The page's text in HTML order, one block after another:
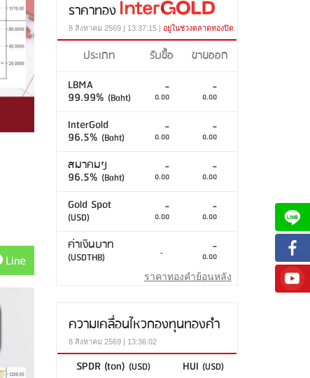
Line
ราคาทอง
8 สิงหาคม 2569 | 13:37:15 | อยู่ในช่วงตลาดทองปิด
ประเภท รับซื้อ
ขายออก
LBMA
99.99% (Baht)
-
0.00
-
0.00
InterGold
96.5% (Baht)
-
0.00
-
0.00
สมาคมฯ
96.5% (Baht)
-
0.00
-
0.00
Gold Spot
(USD)
-
0.00
-
0.00
ค่าเงินบาท
(USDTHB) - -
0.00
ราคาทองคำย้อนหลัง
ความเคลื่อนไหวกองทุนทองคำ
8 สิงหาคม 2569 | 13:36:02
SPDR (ton) (USD) HUI (USD)